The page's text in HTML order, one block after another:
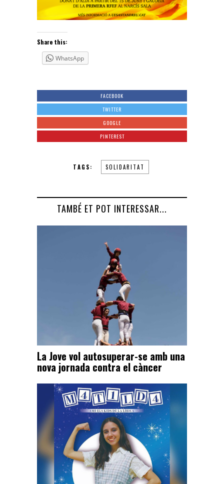
Share this:
WhatsApp
FACEBOOK
TWITTER
GOOGLE
PINTEREST
TAGS: SOLIDARITAT
TAMBÉ ET POT INTERESSAR...
La Jove vol autosuperar-se amb una
nova jornada contra el càncer